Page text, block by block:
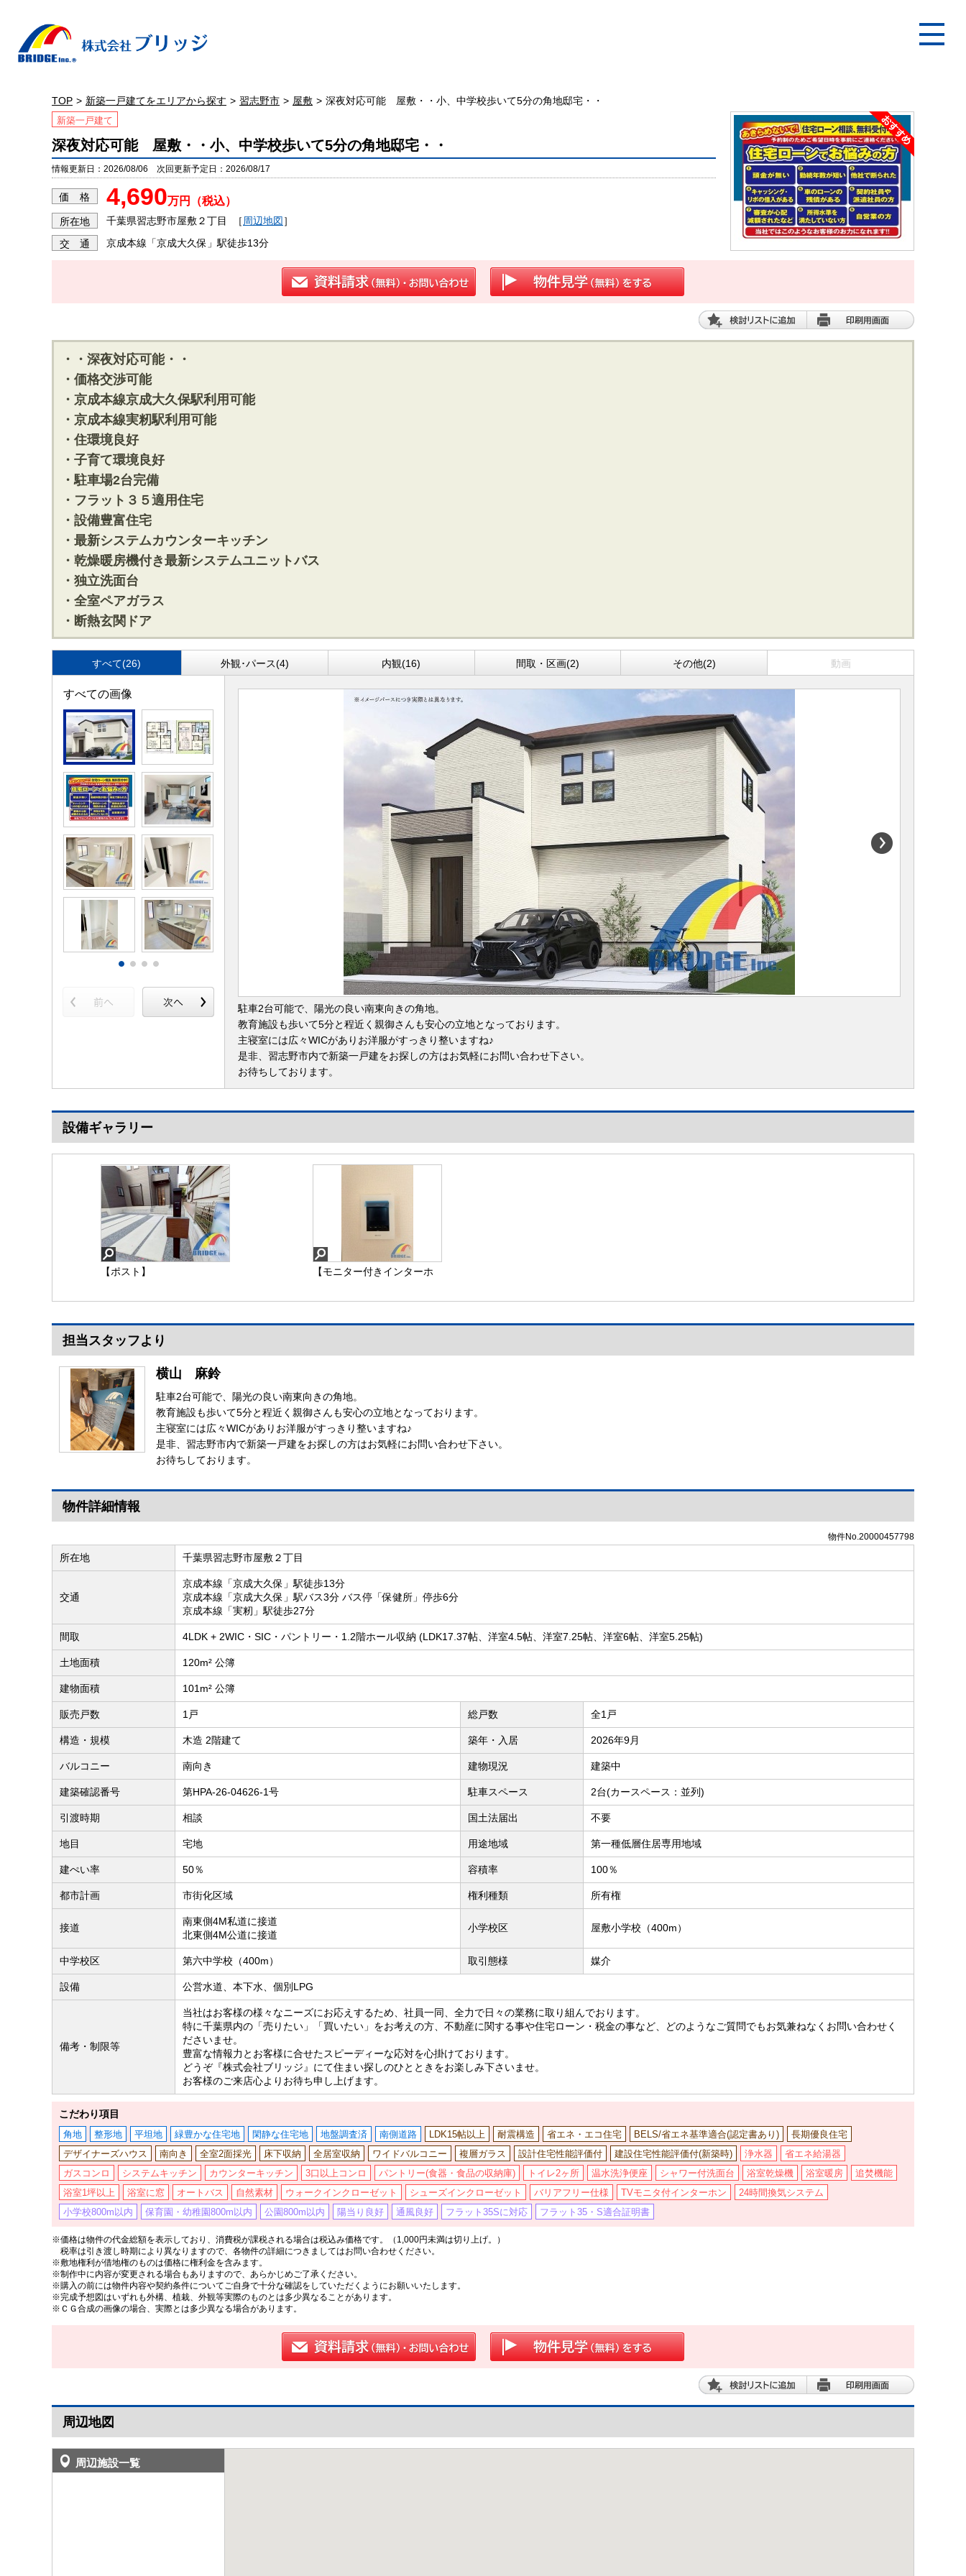
TOP 新築一戸建てをエリアから探す 習志野市 屋敷 深夜対応可能 屋敷・・小、中学校歩いて5分の角地邸宅・・
新築一戸建て
深夜対応可能 屋敷・・小、中学校歩いて5分の角地邸宅・・
情報更新日：2026/08/06 次回更新予定日：2026/08/17
価 格 4,690万円（税込）
所在地 千葉県習志野市屋敷２丁目 ［ 周辺地図］
交 通 京成本線「京成大久保」駅徒歩13分
・・深夜対応可能・・
・価格交渉可能
・京成本線京成大久保駅利用可能
・京成本線実籾駅利用可能
・住環境良好
・子育て環境良好
・駐車場2台完備
・フラット３５適用住宅
・設備豊富住宅
・最新システムカウンターキッチン
・乾燥暖房機付き最新システムユニットバス
・独立洗面台
・全室ペアガラス
・断熱玄関ドア
すべて(26) 外観･パース(4) 内観(16) 間取・区画(2) その他(2) 動画
すべての画像
駐車2台可能で、陽光の良い南東向きの角地。
教育施設も歩いて5分と程近く親御さんも安心の立地となっております。
主寝室には広々WICがありお洋服がすっきり整いますね♪
是非、習志野市内で新築一戸建をお探しの方はお気軽にお問い合わせ下さい。
お待ちしております。
設備ギャラリー
【ポスト】
【モニター付きインターホ
担当スタッフより
横山 麻鈴
駐車2台可能で、陽光の良い南東向きの角地。
教育施設も歩いて5分と程近く親御さんも安心の立地となっております。
主寝室には広々WICがありお洋服がすっきり整いますね♪
是非、習志野市内で新築一戸建をお探しの方はお気軽にお問い合わせ下さい。
お待ちしております。
物件詳細情報
物件No.20000457798
所在地 千葉県習志野市屋敷２丁目
交通
京成本線「京成大久保」駅徒歩13分
京成本線「京成大久保」駅バス3分 バス停「保健所」停歩6分
京成本線「実籾」駅徒歩27分
間取 4LDK + 2WIC・SIC・パントリー・1.2階ホール収納 (LDK17.37帖、洋室4.5帖、洋室7.25帖、洋室6帖、洋室5.25帖)
土地面積 120m² 公簿
建物面積 101m² 公簿
販売戸数 1戸 総戸数 全1戸
構造・規模 木造 2階建て 築年・入居 2026年9月
バルコニー 南向き 建物現況 建築中
建築確認番号 第HPA-26-04626-1号 駐車スペース 2台(カースペース：並列)
引渡時期 相談 国土法届出 不要
地目 宅地 用途地域 第一種低層住居専用地域
建ぺい率 50％ 容積率 100％
都市計画 市街化区域 権利種類 所有権
接道
南東側4M私道に接道
北東側4M公道に接道
小学校区 屋敷小学校（400m）
中学校区 第六中学校（400m） 取引態様 媒介
設備 公営水道、本下水、個別LPG
備考・制限等
当社はお客様の様々なニーズにお応えするため、社員一同、全力で日々の業務に取り組んでおります。
特に千葉県内の「売りたい」「買いたい」をお考えの方、不動産に関する事や住宅ローン・税金の事など、どのようなご質問でもお気兼ねなくお問い合わせく
ださいませ。
豊富な情報力とお客様に合せたスピーディーな応対を心掛けております。
どうぞ『株式会社ブリッジ』にて住まい探しのひとときをお楽しみ下さいませ。
お客様のご来店心よりお待ち申し上げます。
こだわり項目
角地 整形地 平坦地 緑豊かな住宅地 閑静な住宅地 地盤調査済 南側道路 LDK15帖以上 耐震構造 省エネ・エコ住宅 BELS/省エネ基準適合(認定書あり)
長期優良住宅
デザイナーズハウス
南向き 全室2面採光 床下収納 全居室収納 ワイドバルコニー 複層ガラス 設計住宅性能評価付 建設住宅性能評価付(新築時) 浄水器
省エネ給湯器
ガスコンロ
システムキッチン カウンターキッチン 3口以上コンロ パントリー(食器・食品の収納庫) トイレ2ヶ所 温水洗浄便座 シャワー付洗面台 浴室乾燥機 浴室暖房
追焚機能
浴室1坪以上
浴室に窓 オートバス 自然素材 ウォークインクローゼット シューズインクローゼット バリアフリー仕様 TVモニタ付インターホン
24時間換気システム
小学校800m以内
保育園・幼稚園800m以内 公園800m以内 陽当り良好 通風良好 フラット35Sに対応 フラット35・S適合証明書
※価格は物件の代金総額を表示しており、消費税が課税される場合は税込み価格です。（1,000円未満は切り上げ。）
税率は引き渡し時期により異なりますので、各物件の詳細につきましてはお問い合わせください。
※敷地権利が借地権のものは価格に権利金を含みます。
※制作中に内容が変更される場合もありますので、あらかじめご了承ください。
※購入の前には物件内容や契約条件についてご自身で十分な確認をしていただくようにお願いいたします。
※完成予想図はいずれも外構、植栽、外観等実際のものとは多少異なることがあります。
※ＣＧ合成の画像の場合、実際とは多少異なる場合があります。
周辺地図
周辺施設一覧